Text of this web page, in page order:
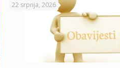
22 srpnja, 2026